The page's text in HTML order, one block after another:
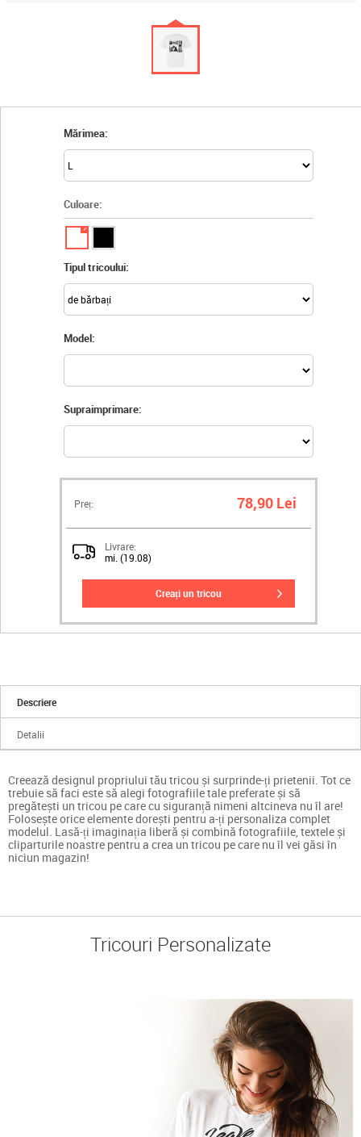
Mărimea:
Culoare:
✓
Tipul tricoului:
Model:
Supraimprimare:
Preț: 78,90 Lei
Livrare:
mi. (19.08)
creați un tricou
Descriere
Detalii
Creează designul propriului tău tricou și surprinde-ți prietenii. Tot ce
trebuie să faci este să alegi fotografiile tale preferate și să
pregătești un tricou pe care cu siguranță nimeni altcineva nu îl are!
Folosește orice elemente dorești pentru a-ți personaliza complet
modelul. Lasă-ți imaginația liberă și combină fotografiile, textele și
cliparturile noastre pentru a crea un tricou pe care nu îl vei găsi în
niciun magazin!
Tricouri Personalizate